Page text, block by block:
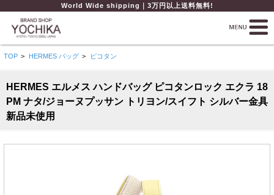
World Wide shipping｜3万円以上送料無料!
TOP > HERMES バッグ > ピコタン
HERMES エルメス ハンドバッグ ピコタンロック エクラ 18
PM ナタ/ジョーヌプッサン トリヨン/スイフト シルバー金具
新品未使用